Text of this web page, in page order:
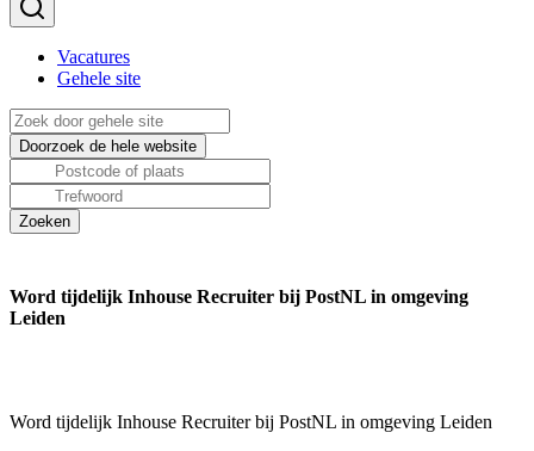
Vacatures
Gehele site
Word tijdelijk Inhouse Recruiter bij PostNL in omgeving
Leiden
Word tijdelijk Inhouse Recruiter bij PostNL in omgeving Leiden